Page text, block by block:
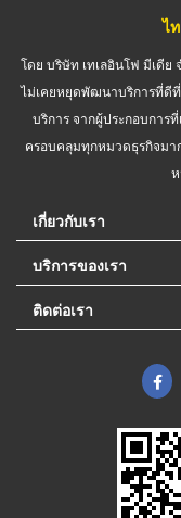
ไ
โดย บริษัท เทเลอินโฟ มีเดีย
ไม่เคยหยุดพัฒนาบริการที่ดี
บริการ จากผู้ประกอบการ
ครอบคลุมทุกหมวดธุรกิจมา
เกี่ยวกับเรา
บริการของเรา
ติดต่อเรา